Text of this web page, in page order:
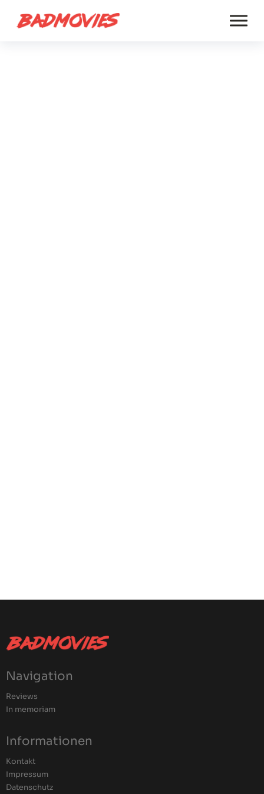
Navigation
Reviews
In memoriam
Informationen
Kontakt
Impressum
Datenschutz